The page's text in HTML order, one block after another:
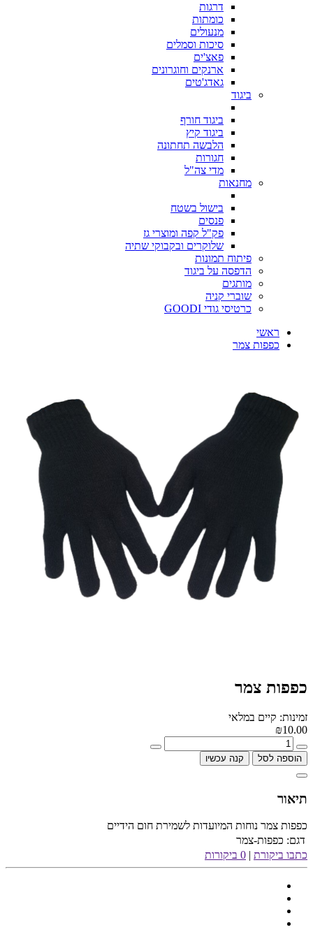
דרגות
כומתות
מנעולים
סיכות וסמלים
פאצ'ים
ארנקים וחוגרונים
גאדג'טים
ביגוד
ביגוד חורף
ביגוד קיץ
הלבשה תחתונה
חגורות
מדי צה"ל
מחנאות
בישול בשטח
פנסים
פק"ל קפה ומוצרי גז
שלוקרים ובקבוקי שתיה
פיתוח תמונות
הדפסה על ביגוד
מותגים
שוברי קניה
כרטיסי גודי GOODI
ראשי
כפפות צמר
כפפות צמר
זמינות: קיים במלאי
₪10.00
הוספה לסל קנה עכשיו
תיאור
כפפות צמר נוחות המיועדות לשמירת חום הידיים
דגם: כפפות-צמר
כתבו ביקורת | 0 ביקורות